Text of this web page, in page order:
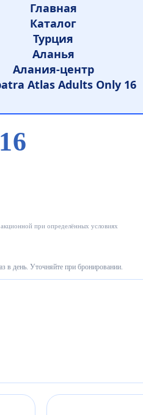
Главная
Каталог
Турция
Аланья
Алания-центр
Atlas Adults Only 16
при определённых условиях
в день. Уточняйте при бронировании.